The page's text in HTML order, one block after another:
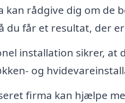
kan rådgive dig om de
du får et resultat, der
installation sikrer,
og
firma kan hjælpe